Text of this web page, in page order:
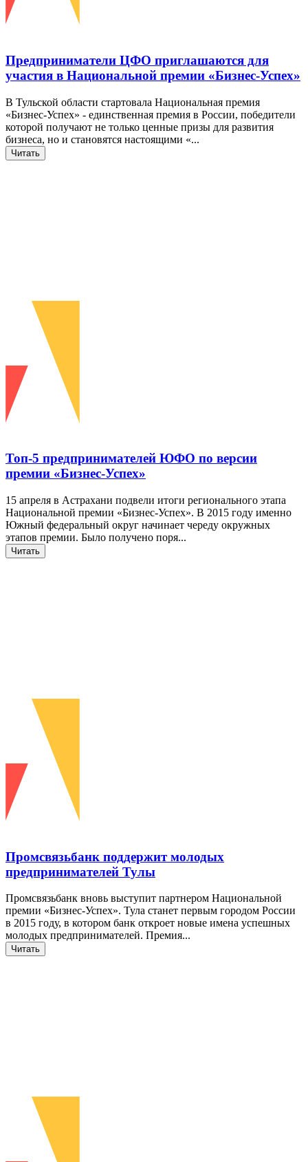
Предприниматели ЦФО приглашаются для
участия в Национальной премии «Бизнес-Успех»
В Тульской области стартовала Национальная премия
«Бизнес-Успех» - единственная премия в России, победители
которой получают не только ценные призы для развития
бизнеса, но и становятся настоящими «...
Читать
Топ-5 предпринимателей ЮФО по версии
премии «Бизнес-Успех»
15 апреля в Астрахани подвели итоги регионального этапа
Национальной премии «Бизнес-Успех». В 2015 году именно
Южный федеральный округ начинает череду окружных
этапов премии. Было получено поря...
Читать
Промсвязьбанк поддержит молодых
предпринимателей Тулы
Промсвязьбанк вновь выступит партнером Национальной
премии «Бизнес-Успех». Тула станет первым городом России
в 2015 году, в котором банк откроет новые имена успешных
молодых предпринимателей. Премия...
Читать